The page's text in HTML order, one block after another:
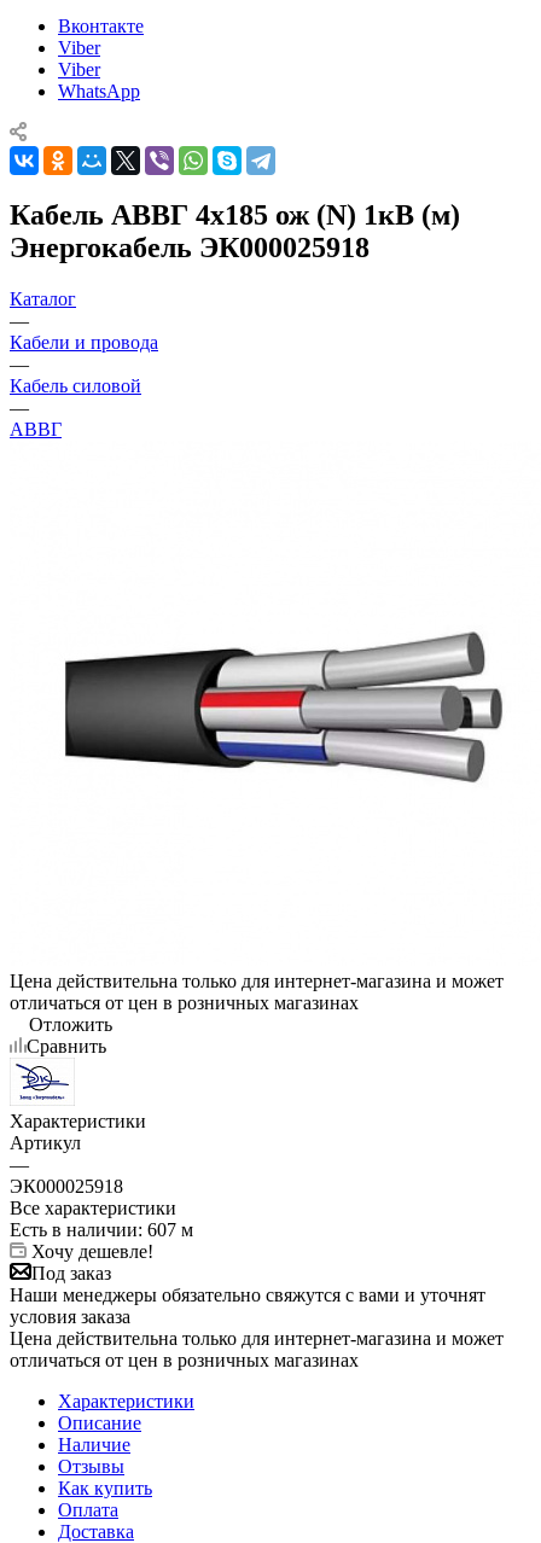
Вконтакте
Viber
Viber
WhatsApp
Кабель АВВГ 4х185 ож (N) 1кВ (м)
Энергокабель ЭК000025918
Каталог
—
Кабели и провода
—
Кабель силовой
—
АВВГ
Цена действительна только для интернет-магазина и может
отличаться от цен в розничных магазинах
Отложить
Сравнить
Характеристики
Артикул
—
ЭК000025918
Все характеристики
Есть в наличии: 607 м
Хочу дешевле!
Под заказ
Наши менеджеры обязательно свяжутся с вами и уточнят
условия заказа
Цена действительна только для интернет-магазина и может
отличаться от цен в розничных магазинах
Характеристики
Описание
Наличие
Отзывы
Как купить
Оплата
Доставка